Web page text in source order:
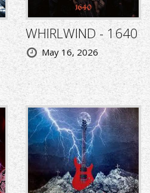
WHIRLWIND - 1640
May 16, 2026